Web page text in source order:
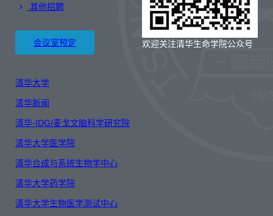
欢迎关注清华生命学院公众号
其他招聘
会议室预定
清华大学
清华新闻
清华-IDG/麦戈文脑科学研究院
清华大学医学院
清华合成与系统生物学中心
清华大学药学院
清华大学生物医学测试中心